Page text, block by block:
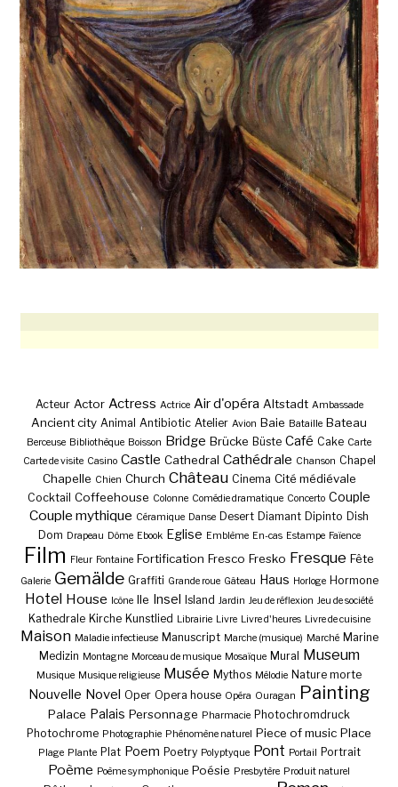
Acteur Actor Actress Actrice Air d'opéra Altstadt Ambassade
Ancient city Animal Antibiotic Atelier Avion Baie Bataille Bateau
Berceuse Bibliothèque Boisson Bridge Brücke Büste Café Cake Carte
Carte de visite Casino Castle Cathedral Cathédrale Chanson Chapel
Chapelle Chien Church Château Cinema Cité médiévale
Cocktail Coffeehouse Colonne Comédie dramatique Concerto Couple
Couple mythique Céramique Danse Desert Diamant Dipinto Dish
Dom Drapeau Dôme Ebook Eglise Emblème En-cas Estampe Faïence
Film Fleur Fontaine Fortification Fresco Fresko Fresque Fête
Galerie Gemälde Graffiti Grande roue Gâteau Haus Horloge Hormone
Hotel House Icône Ile Insel Island Jardin Jeu de réflexion Jeu de société
Kathedrale Kirche Kunstlied Librairie Livre Livre d'heures Livre de cuisine
Maison Maladie infectieuse Manuscript Marche (musique) Marché Marine
Medizin Montagne Morceau de musique Mosaïque Mural Museum
Musique Musique religieuse Musée Mythos Mélodie Nature morte
Nouvelle Novel Oper Opera house Opéra Ouragan Painting
Palace Palais Personnage Pharmacie Photochromdruck
Photochrome Photographie Phénomène naturel Piece of music Place
Plage Plante Plat Poem Poetry Polyptyque Pont Portail Portrait
Poème Poème symphonique Poésie Presbytère Produit naturel